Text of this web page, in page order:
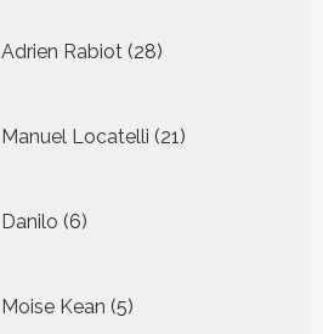
Adrien Rabiot 28
producten
Manuel Locatelli 21
producten
Danilo 6
producten
Moise Kean 5
producten